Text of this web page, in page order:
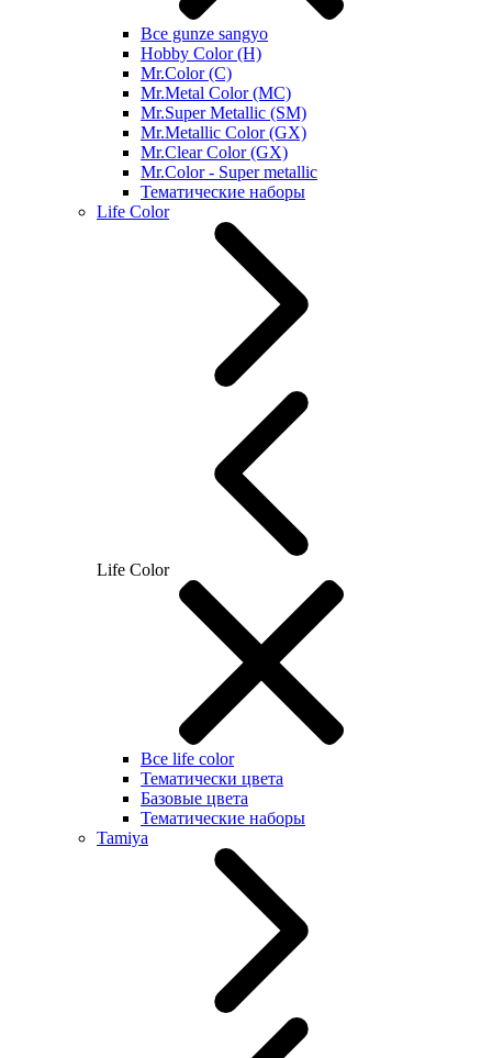
Все gunze sangyo
Hobby Color (H)
Mr.Color (C)
Mr.Metal Color (MC)
Mr.Super Metallic (SM)
Mr.Metallic Color (GX)
Mr.Clear Color (GX)
Mr.Color - Super metallic
Тематические наборы
Life Color
Life Color
Все life color
Тематически цвета
Базовые цвета
Тематические наборы
Tamiya